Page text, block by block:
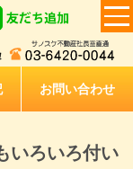
お問い合わせ
いろいろ付い